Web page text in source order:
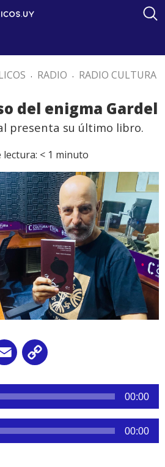
. RADIO . RADIO CULTURA
del enigma Gardel
presenta su último libro.
lectura: < 1 minuto
Email
00:00
00:00